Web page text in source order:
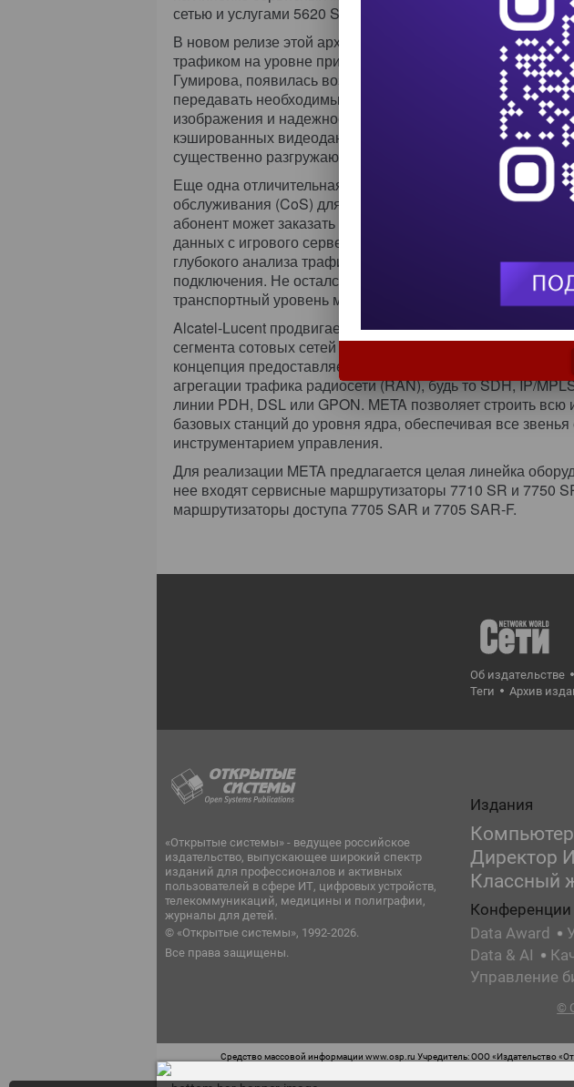
сетью и услугами 5620 SAM и системе управления
В новом релизе этой архитектуры, TPSDA 2.0,
трафиком на уровне приложений. По словам
Гумирова, появилась возможность на сетевом уровне
передавать необходимый видеоконтент, что позволяет
изображения и надежность доставки видеотрафика.
кэшированных видеоданных увеличилось до нескольких
существенно разгружаются магистральные каналы связи.
Еще одна отличительная особенность TPSDA 2.0 —
обслуживания (CoS) для работы с разными Internet-
абонент может заказать приоритет получения
данных с игрового сервера. Эта возможность реализуется
глубокого анализа трафика на сетевых узлах,
подключения. Не остался в стороне от широкополосной
транспортный уровень мобильных сетей связи.
Alcatel-Lucent продвигает законченную концепцию
сегмента сотовых сетей META (Mobile Transport Evolution
концепция предоставляет оператору возможность выбора
агрегации трафика радиосети (RAN), будь то SDH, IP/
линии PDH, DSL или GPON. META позволяет строить всю
базовых станций до уровня ядра, обеспечивая все
инструментарием управления.
Для реализации META предлагается целая линейка
нее входят сервисные маршрутизаторы 7710 SR и 7750
маршрутизаторы доступа 7705 SAR и 7705 SAR-F.
Об издательстве
Теги
Архив
«Открытые системы» - ведущее российское
издательство, выпускающее широкий спектр
изданий для профессионалов и активных
пользователей в сфере ИТ, цифровых устройств,
телекоммуникаций, медицины и полиграфии,
журналы для детей.
© «Открытые системы», 1992-2026.
Все права защищены.
Издания
Директор
Классный
Конференции
Data Award
Data & AI
Управление
©
Средство массовой информации www.osp.ru Учредитель: ООО «Издательство